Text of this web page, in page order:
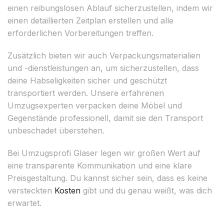
einen reibungslosen Ablauf sicherzustellen, indem wir
einen detaillierten Zeitplan erstellen und alle
erforderlichen Vorbereitungen treffen.
Zusätzlich bieten wir auch Verpackungsmaterialien
und -dienstleistungen an, um sicherzustellen, dass
deine Habseligkeiten sicher und geschützt
transportiert werden. Unsere erfahrenen
Umzugsexperten verpacken deine Möbel und
Gegenstände professionell, damit sie den Transport
unbeschadet überstehen.
Bei Umzugsprofi Glaser legen wir großen Wert auf
eine transparente Kommunikation und eine klare
Preisgestaltung. Du kannst sicher sein, dass es keine
versteckten Kosten gibt und du genau weißt, was dich
erwartet.